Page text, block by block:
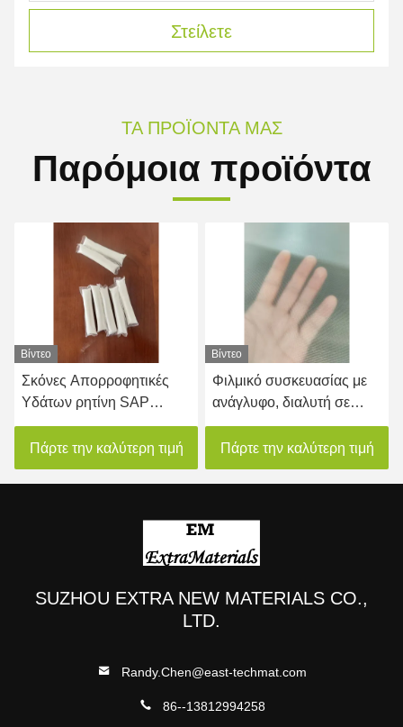
Στείλετε
ΤΑ ΠΡΟΪΌΝΤΑ ΜΑΣ
Παρόμοια προϊόντα
Βίντεο
Σκόνες Απορροφητικές
Υδάτων ρητίνη SAP
Φωτογραφία συσκευασίας
υδατοδιαλυτή 35mic
Πάρτε την καλύτερη τιμή
Βίντεο
Φιλμικό συσκευασίας με
ανάγλυφο, διαλυτή σε
κρύο νερό, για σκόνες
συσκευασίας κάθετων
μηχανών
Πάρτε την καλύτερη τιμή
SUZHOU EXTRA NEW MATERIALS CO.,
LTD.
Randy.Chen@east-techmat.com
86--13812994258